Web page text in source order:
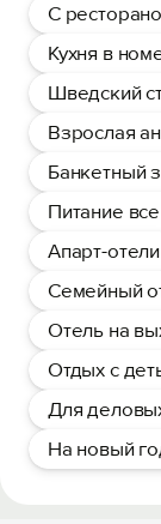
С
Кухня в
Шведский
Взрослая
Банкетный
Питание
Апарт-отели
Семейный
Отель на
Отдых с
Для
На новый